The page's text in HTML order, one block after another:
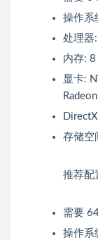
操作系
处理器
内存: 8
显卡:
存储空
推荐配
需要
操作系